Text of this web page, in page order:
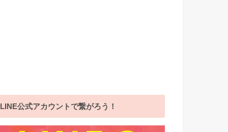
LINE公式アカウントで繋がろう！